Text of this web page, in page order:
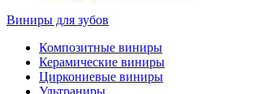
Виниры для зубов
Композитные виниры
Керамические виниры
Циркониевые виниры
Ультраниры